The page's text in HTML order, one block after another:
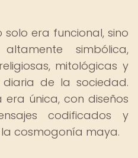
era funcional, sino
simbólica,
mitológicas y
de la sociedad.
única, con diseños
codificados y
cosmogonía maya.